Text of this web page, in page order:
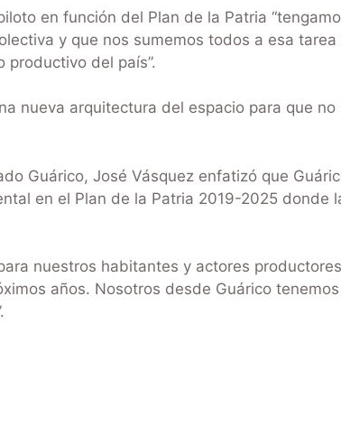
en función del Plan de la Patria
y que nos sumemos todos a esa
del país”.
nueva arquitectura del espacio para que no
Guárico, José Vásquez enfatizó que
en el Plan de la Patria 2019-2025 donde
nuestros habitantes y actores
años. Nosotros desde Guárico